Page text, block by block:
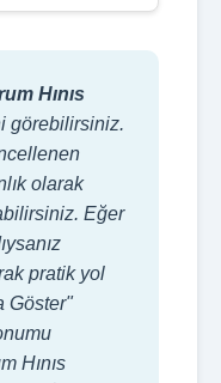
Hınıs
görebilirsiniz.
olarak
Eğer
pratik yol
Göster"
Hınıs